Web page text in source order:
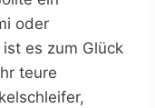
oder
es zum Glück
teure